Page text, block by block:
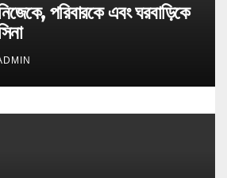
পরিবারকে এবং ঘরবাড়িকে